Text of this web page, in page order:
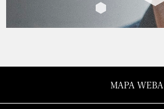
MAPA WEBA